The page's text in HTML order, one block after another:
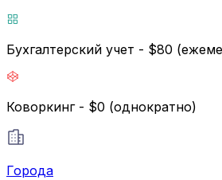
Бухгалтерский учет - $80
Коворкинг - $0 (однократно)
Города